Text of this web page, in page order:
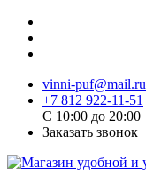
vinni-puf@mail.ru
+7 812 922-11-51
C 10:00 до 20:00
Заказать звонок